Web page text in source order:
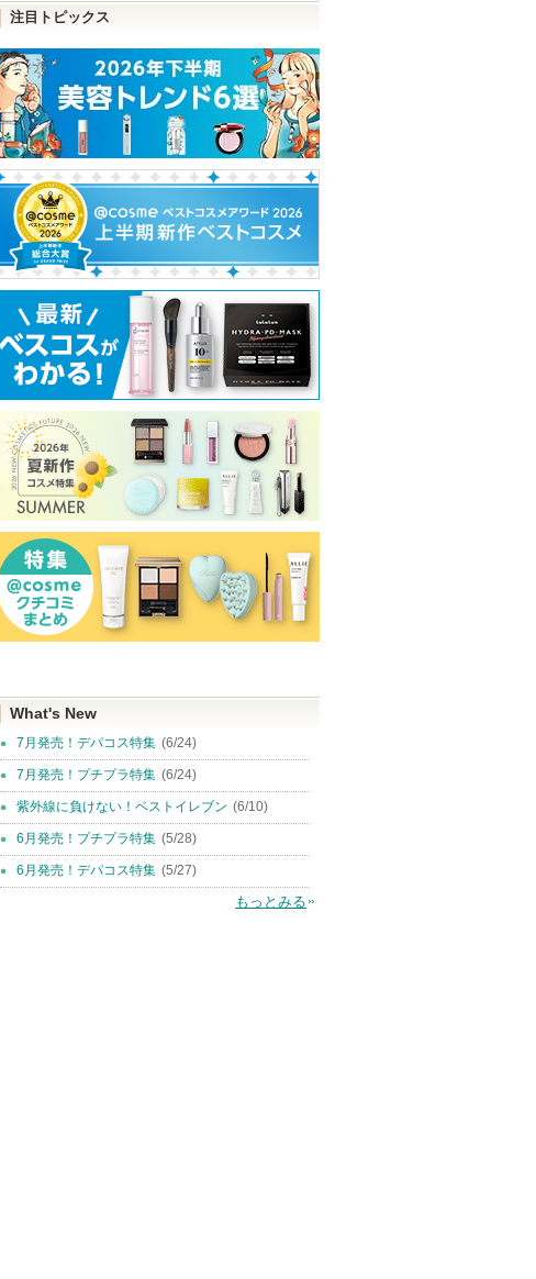
注目トピックス
What's New
7月発売！デパコス特集 (6/24)
7月発売！プチプラ特集 (6/24)
紫外線に負けない！ベストイレブン (6/10)
6月発売！プチプラ特集 (5/28)
6月発売！デパコス特集 (5/27)
もっとみる